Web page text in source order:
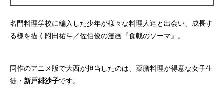
名門料理学校に編入した少年が様々な料理人達と出会い、成長す
る様を描く附田祐斗／佐伯俊の漫画『食戟のソーマ』。
同作のアニメ版で大西が担当したのは、薬膳料理が得意な女子生
徒・ 新戸緋沙子です。